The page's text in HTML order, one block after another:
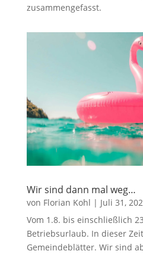
zusammengefasst.
Wir sind dann mal weg…
von Florian Kohl | Juli 31,
Vom 1.8. bis einschließlich
Betriebsurlaub. In dieser
Gemeindeblätter. Wir sind